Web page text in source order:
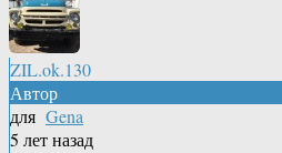
ZIL.ok.130
Автор
для Gena
5 лет назад